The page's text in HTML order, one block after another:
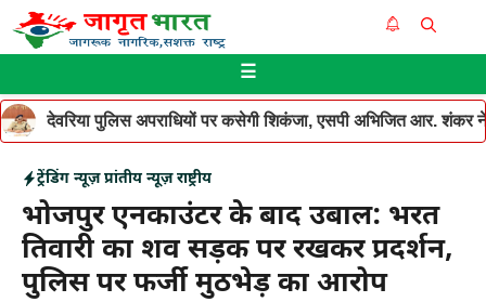
Skip
to
☰
देवरिया पुलिस अपराधियों पर कसेगी शिकंजा, एसपी अभिजित आर. शंकर ने
ट्रेंडिंग न्यूज़ प्रांतीय न्यूज़ राष्ट्रीय
भोजपुर एनकाउंटर के बाद उबाल: भरत
तिवारी का शव सड़क पर रखकर प्रदर्शन,
पुलिस पर फर्जी मुठभेड़ का आरोप